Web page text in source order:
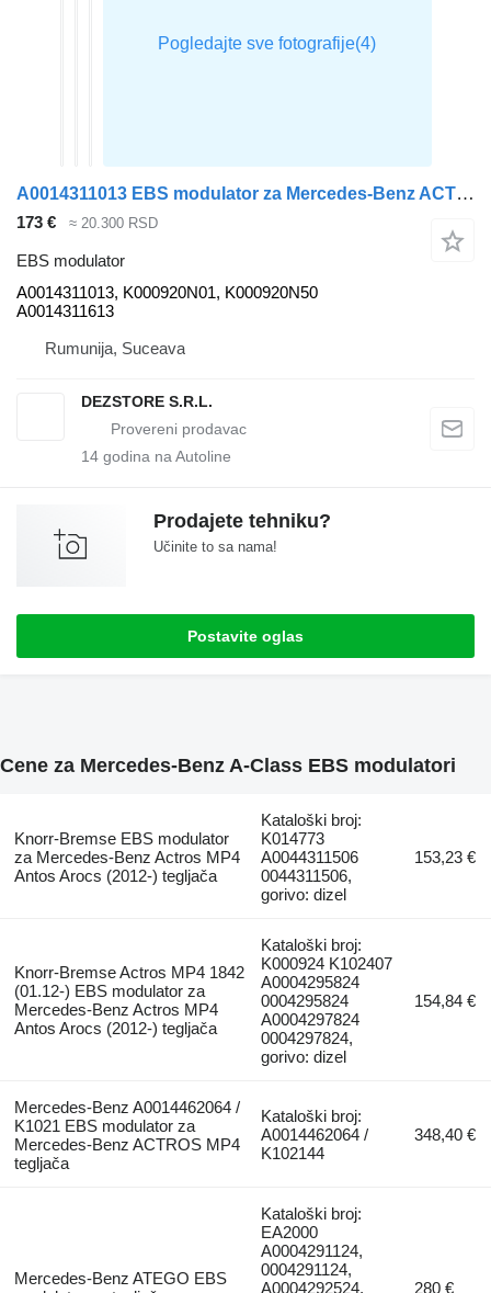
A0014311013 EBS modulator za Mercedes-Benz ACTROS MP4 tegljača
173 € ≈ 20.300 RSD
EBS modulator
A0014311013, K000920N01, K000920N50
A0014311613
Rumunija, Suceava
DEZSTORE S.R.L.
14 godina na Autoline
Prodajete tehniku?
Učinite to sa nama!
Postavite oglas
Cene za Mercedes-Benz A-Class EBS modulatori
Knorr-Bremse EBS modulator
za Mercedes-Benz Actros MP4
Antos Arocs (2012-) tegljača
Kataloški broj:
K014773
A0044311506
0044311506,
gorivo: dizel
153,23 €
Knorr-Bremse Actros MP4 1842
(01.12-) EBS modulator za
Mercedes-Benz Actros MP4
Antos Arocs (2012-) tegljača
Kataloški broj:
K000924 K102407
A0004295824
0004295824
A0004297824
0004297824,
gorivo: dizel
154,84 €
Mercedes-Benz A0014462064 /
K1021 EBS modulator za
Mercedes-Benz ACTROS MP4
tegljača
Kataloški broj:
A0014462064 /
K102144
348,40 €
Mercedes-Benz ATEGO EBS
Kataloški broj:
EA2000
A0004291124,
0004291124,
A0004292524,
280 €